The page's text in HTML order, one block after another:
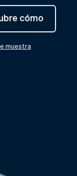
cómo
muestra